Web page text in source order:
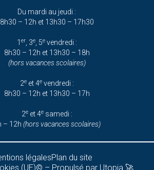
Du mardi au jeudi :
8h30 – 12h et 13h30 – 17h30
1 er, 3e, 5evendredi :
8h30 – 12h et 13h30 – 18h
(hors vacances scolaires)
2eet 4evendredi :
8h30 – 12h et 13h30 – 17h
2eet 4esamedi :
– 12h (hors vacances scolaires)
légalesPlan du site
(UE)© – Propulsé par Utopia 🚀